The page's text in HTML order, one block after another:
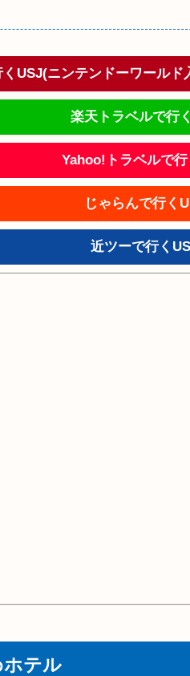
USJ(ニンテンドーワールド
楽天トラベルで行
Yahoo!トラベルで
じゃらんで行く
近ツーで行く
テル